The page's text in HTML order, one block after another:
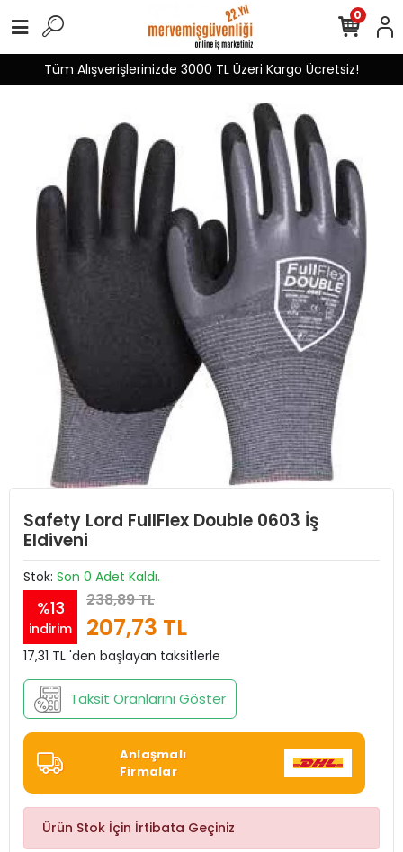
Tüm Alışverişlerinizde 3000 TL Üzeri Kargo Ücretsiz!
0
Safety Lord FullFlex Double 0603 İş
Eldiveni
Stok: Son 0 Adet Kaldı.
%13
indirim
238,89 TL
207,73 TL
17,31 TL 'den başlayan taksitlerle
Taksit Oranlarını Göster
Anlaşmalı
Firmalar
Ürün Stok İçin İrtibata Geçiniz